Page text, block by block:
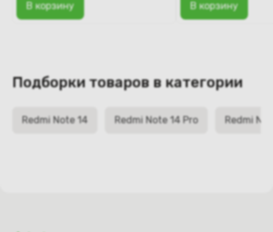
В корзину В корзину
Подборки товаров в категории
Redmi Note 14 Redmi Note 14 Pro Redmi